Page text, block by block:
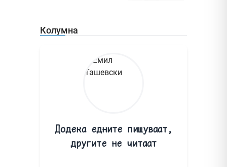
Колумна
Додека едните пишуваат,
другите не читаат